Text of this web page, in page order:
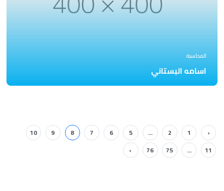
المحاسبة
اسامه البستاني
‹
1
2
...
5
6
7
8
9
10
11
...
75
76
›